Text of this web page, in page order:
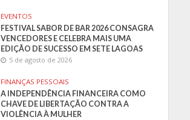
EVENTOS
FESTIVAL SABOR DE BAR 2026 CONSAGRA
VENCEDORES E CELEBRA MAIS UMA
EDIÇÃO DE SUCESSO EM SETE LAGOAS
5 de agosto de 2026
FINANÇAS PESSOAIS
A INDEPENDÊNCIA FINANCEIRA COMO
CHAVE DE LIBERTAÇÃO CONTRA A
VIOLÊNCIA À MULHER